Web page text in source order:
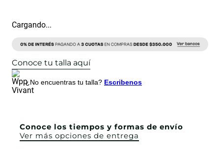
Cargando...
Conoce tu talla aquí
¿No encuentras tu talla? Escribenos
Conoce los tiempos y formas de envío
Ver más opciones de entrega